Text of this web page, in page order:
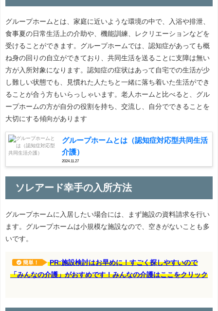
グループホームとは、家庭に近いような環境の中で、入浴や排泄、
食事夏の日常生活上の介助や、機能訓練、レクリエーションなどを
受けることができます。グループホームでは、認知症があっても概
ね身の回りの自立ができており、共同生活を送ることに支障は無い
方が入所対象になります。認知症の症状はあって自宅での生活が少
し難しい状態でも、見慣れた人たちと一緒に落ち着いた生活ができ
ることが合う方もいらっしゃいます。老人ホームと比べると、グル
ープホームの方が自分の役割を持ち、交流し、自分でできることを
大切にする傾向があります
グループホームとは（認知症対応型共同生活
介護）
2024.11.27
ソレアード幸手の入所方法
グループホームに入居したい場合には、まず施設の資料請求を行い
ます。グループホームは小規模な施設なので、空きがないことも多
いです。
簡単！
PR:施設検討はお早めに！すごく探しやすいので
「みんなの介護」がおすめです！みんなの介護はここをクリック